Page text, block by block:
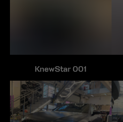
KnewStar 001